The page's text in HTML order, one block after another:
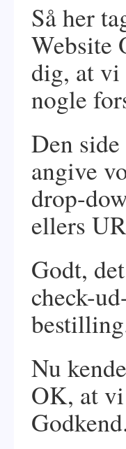
Så her
Website
dig, at vi
nogle
Den
angive
drop-
ellers
Godt,
check-
Nu
OK, at